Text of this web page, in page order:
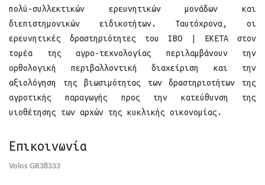
πολύ-συλλεκτικών ερευνητικών μονάδων και
διεπιστημονικών ειδικοτήτων. Ταυτόχρονα, οι
ερευνητικές δραστηριότητες του IBO | ΕΚΕΤΑ στον
τομέα της αγρο-τεχνολογίας περιλαμβάνουν την
ορθολογική περιβαλλοντική διαχείριση και την
αξιολόγηση της βιωσιμότητας των δραστηριοτήτων της
αγροτικής παραγωγής προς την κατεύθυνση της
υιοθέτησης των αρχών της κυκλικής οικονομίας.
Επικοινωνία
Volos GR38333